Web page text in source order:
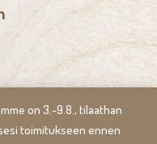
on 3.-9.8., tilaathan
toimitukseen ennen